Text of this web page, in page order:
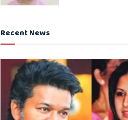
Recent News